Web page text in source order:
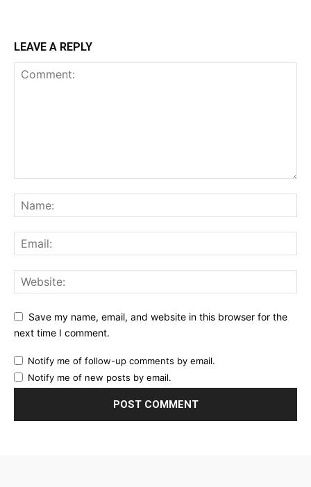
LEAVE A REPLY
Save my name, email, and website in this browser for the
next time I comment.
Notify me of follow-up comments by email.
Notify me of new posts by email.